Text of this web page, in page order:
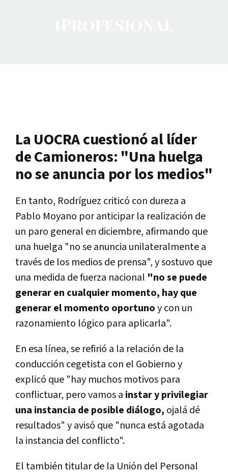
La UOCRA cuestionó al líder
de Camioneros: "Una huelga
no se anuncia por los medios"
En tanto, Rodríguez criticó con dureza a
Pablo Moyano por anticipar la realización de
un paro general en diciembre, afirmando que
una huelga "no se anuncia unilateralmente a
través de los medios de prensa", y sostuvo que
una medida de fuerza nacional "no se puede
generar en cualquier momento, hay que
generar el momento oportunoy con un
razonamiento lógico para aplicarla".
En esa línea, se refirió a la relación de la
conducción cegetista con el Gobierno y
explicó que "hay muchos motivos para
conflictuar, pero vamos a instar y privilegiar
una instancia de posible diálogo, ojalá dé
resultados" y avisó que "nunca está agotada
la instancia del conflicto".
El también titular de la Unión del Personal